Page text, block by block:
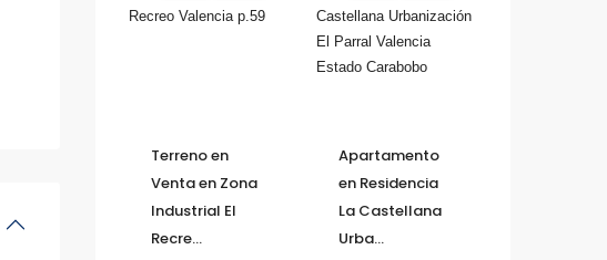
Terreno en
Venta en Zona
Industrial El
Recre...
Apartamento
en Residencia
La Castellana
Urba...